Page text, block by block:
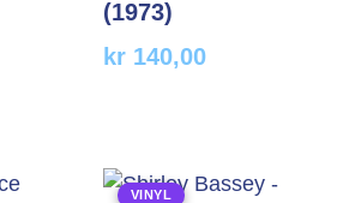
(1973)
kr 140,00
VINYL